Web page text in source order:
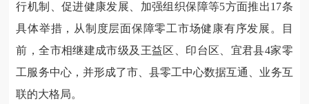
行机制、促进健康发展、加强组织保障等5方面推出17条
具体举措，从制度层面保障零工市场健康有序发展。目
前，全市相继建成市级及王益区、印台区、宜君县4家零
工服务中心，并形成了市、县零工中心数据互通、业务互
联的大格局。